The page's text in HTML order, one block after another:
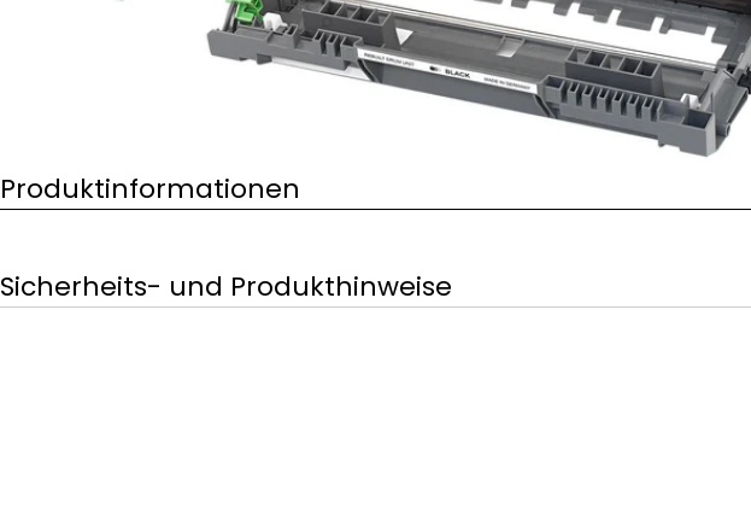
Produktinformationen
Sicherheits- und Produkthinweise